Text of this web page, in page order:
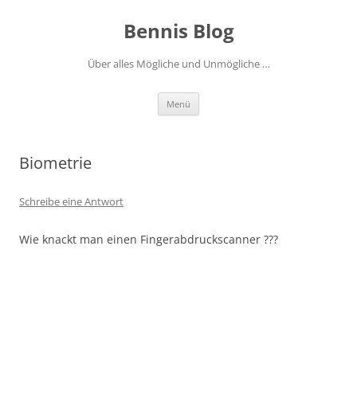
Bennis Blog
Über alles Mögliche und Unmögliche …
Menü
Biometrie
Schreibe eine Antwort
Wie knackt man einen Fingerabdruckscanner ???